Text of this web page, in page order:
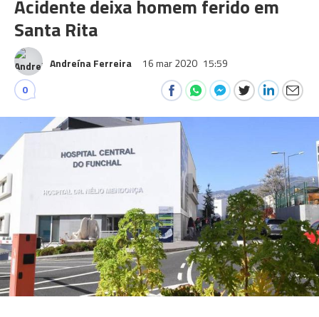
Acidente deixa homem ferido em
Santa Rita
Andreína Ferreira 16 mar 2020 15:59
0